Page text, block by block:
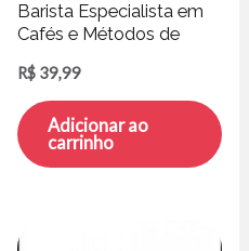
Barista Especialista em
Cafés e Métodos de
R$ 39,99
Adicionar ao
carrinho